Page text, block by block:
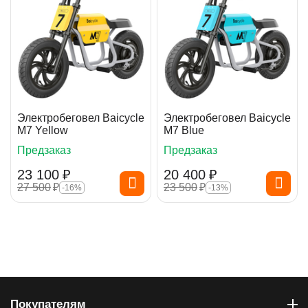
Электробеговел Baicycle
M7 Yellow
Предзаказ
23 100 ₽
27 500₽ -16%
Электробеговел Baicycle
M7 Blue
Предзаказ
20 400 ₽
23 500₽ -13%
Покупателям